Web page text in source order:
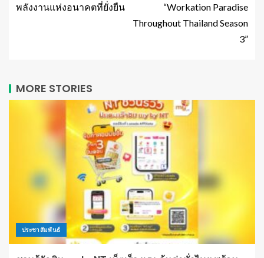
พลังงานแห่งอนาคตที่ยั่งยืน
“Workation Paradise
Throughout Thailand Season
3”
MORE STORIES
ประชาสัมพันธ์